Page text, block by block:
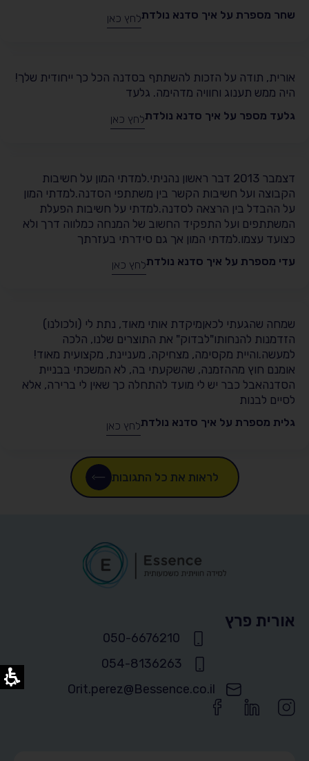
שחר מספרת על איך סדנא נולדתלחץ כאן
אורית, תודה על הזכות להשתתף בסדנה הכל כך ייחודית שלך!
היה ממש תענוג וחוויה מדהימה. גלעד
גלעד מספר על איך סדנא נולדתלחץ כאן
דצמבר 2013 דבר ראשון נהניתי.למדתי המון על חשיבות
הקבוצה ועל חשיבות הקשר בין משתתפי הסדנה.למדתי המון
על ההבדל בין הרצאה לסדנה.למדתי על חשיבות הפעלת
המשתתפים ועל התפקיד החשוב של המנחה כמלווה דרך ולא
כצועד עצמו.למדתי המון אך גם סידרתי בעזרתך
עדי מספרת על איך סדנא נולדתלחץ כאן
שמחה שהגעתי לכאןמיקדת אותי מאוד, נתת לי (ולכולנו)
הזדמנות להנחותו"לבדוק" את התוצרים שלנו, הלכה
למעשה.והיית מקסימה, מצחיקה, מעניינת, מקצועית מאוד!
אומנם חוץ מההזמנה, שהשקעתי בה, לא המשכתי בבניית
הסדנהאבל כבר יש לי מועד להתחלה כך שאין לי ברירה, אלא
לסיים לבנות
גלית מספרת על איך סדנא נולדתלחץ כאן
לראות את כל התגובות
אורית פרץ
050-6676210
054-8136263
Orit.perez@Bessence.co.il